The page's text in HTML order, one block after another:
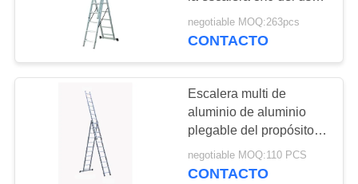
PRIVACY
multi para pintar
negotiable MOQ:263pcs
CONTACTO
Escalera multi de
aluminio de aluminio
plegable del propósito
de la escalera 3x11 del
hogar
negotiable MOQ:110 PCS
CONTACTO